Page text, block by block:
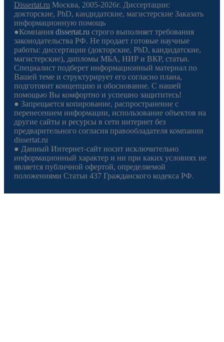
Dissertat.ru Москва, 2005-2026г. Диссертации:
докторские, PhD, кандидатские, магистерские Заказать
информационную помощь
●Компания dissertat.ru строго выполняет требования
законодательства РФ. Не продает готовые научные
работы: диссертации (докторские, PhD, кандидатские,
магистерские), дипломы МБА, НИР и ВКР, статьи.
Специалист подберет информационный материал по
Вашей теме и структурирует его согласно плана,
подготовит концепцию и обоснование. С нашей
помощью Вы комфортно и успешно защититесь!
● Запрещается копирование, распространение с
перенесением информации, использование объектов на
другие сайты и ресурсы в сети интернет без
предварительного согласия правообладателя компании
dissertat.ru
● Данный Интернет-сайт носит исключительно
информационный характер и ни при каких условиях не
является публичной офертой, определяемой
положениями Статьи 437 Гражданского кодекса РФ.